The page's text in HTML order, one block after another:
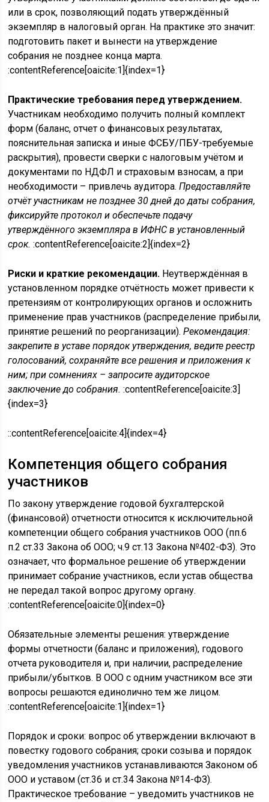
или в срок, позволяющий подать утверждённый
экземпляр в налоговый орган. На практике это значит:
подготовить пакет и вынести на утверждение
собрания не позднее конца марта.
:contentReference[oaicite:1]{index=1}
Практические требования перед утверждением.
Участникам необходимо получить полный комплект
форм (баланс, отчет о финансовых результатах,
пояснительная записка и иные ФСБУ/ПБУ-требуемые
раскрытия), провести сверки с налоговым учётом и
документами по НДФЛ и страховым взносам, а при
необходимости – привлечь аудитора.Предоставляйте
отчёт участникам не позднее 30 дней до даты собрания,
фиксируйте протокол и обеспечьте подачу
утверждённого экземпляра в ИФНС в установленный
срок. :contentReference[oaicite:2]{index=2}
Риски и краткие рекомендации. Неутверждённая в
установленном порядке отчётность может привести к
претензиям от контролирующих органов и осложнить
применение прав участников (распределение прибыли,
принятие решений по реорганизации).Рекомендация:
закрепите в уставе порядок утверждения, ведите реестр
голосований, сохраняйте все решения и приложения к
ним; при сомнениях – запросите аудиторское
заключение до собрания. :contentReference[oaicite:3]
{index=3}
::contentReference[oaicite:4]{index=4}
Компетенция общего собрания
участников
По закону утверждение годовой бухгалтерской
(финансовой) отчетности относится к исключительной
компетенции общего собрания участников ООО (пп.6
п.2 ст.33 Закона об ООО; ч.9 ст.13 Закона №402-ФЗ). Это
означает, что формальное решение об утверждении
принимает собрание участников, если устав общества
не передал такой вопрос другому органу.
:contentReference[oaicite:0]{index=0}
Обязательные элементы решения: утверждение
формы отчетности (баланс и приложения), годового
отчета руководителя и, при наличии, распределение
прибыли/убытков. В ООО с одним участником все эти
вопросы решаются единолично тем же лицом.
:contentReference[oaicite:1]{index=1}
Порядок и сроки: вопрос об утверждении включают в
повестку годового собрания; сроки созыва и порядок
уведомления участников устанавливаются Законом об
ООО и уставом (ст.36 и ст.34 Закона №14-ФЗ).
Практическое требование – уведомить участников не